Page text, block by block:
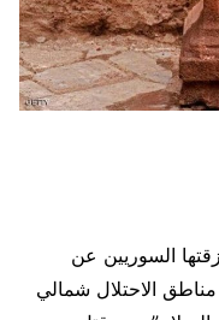
السوريين عن
الاحتلال شمالي